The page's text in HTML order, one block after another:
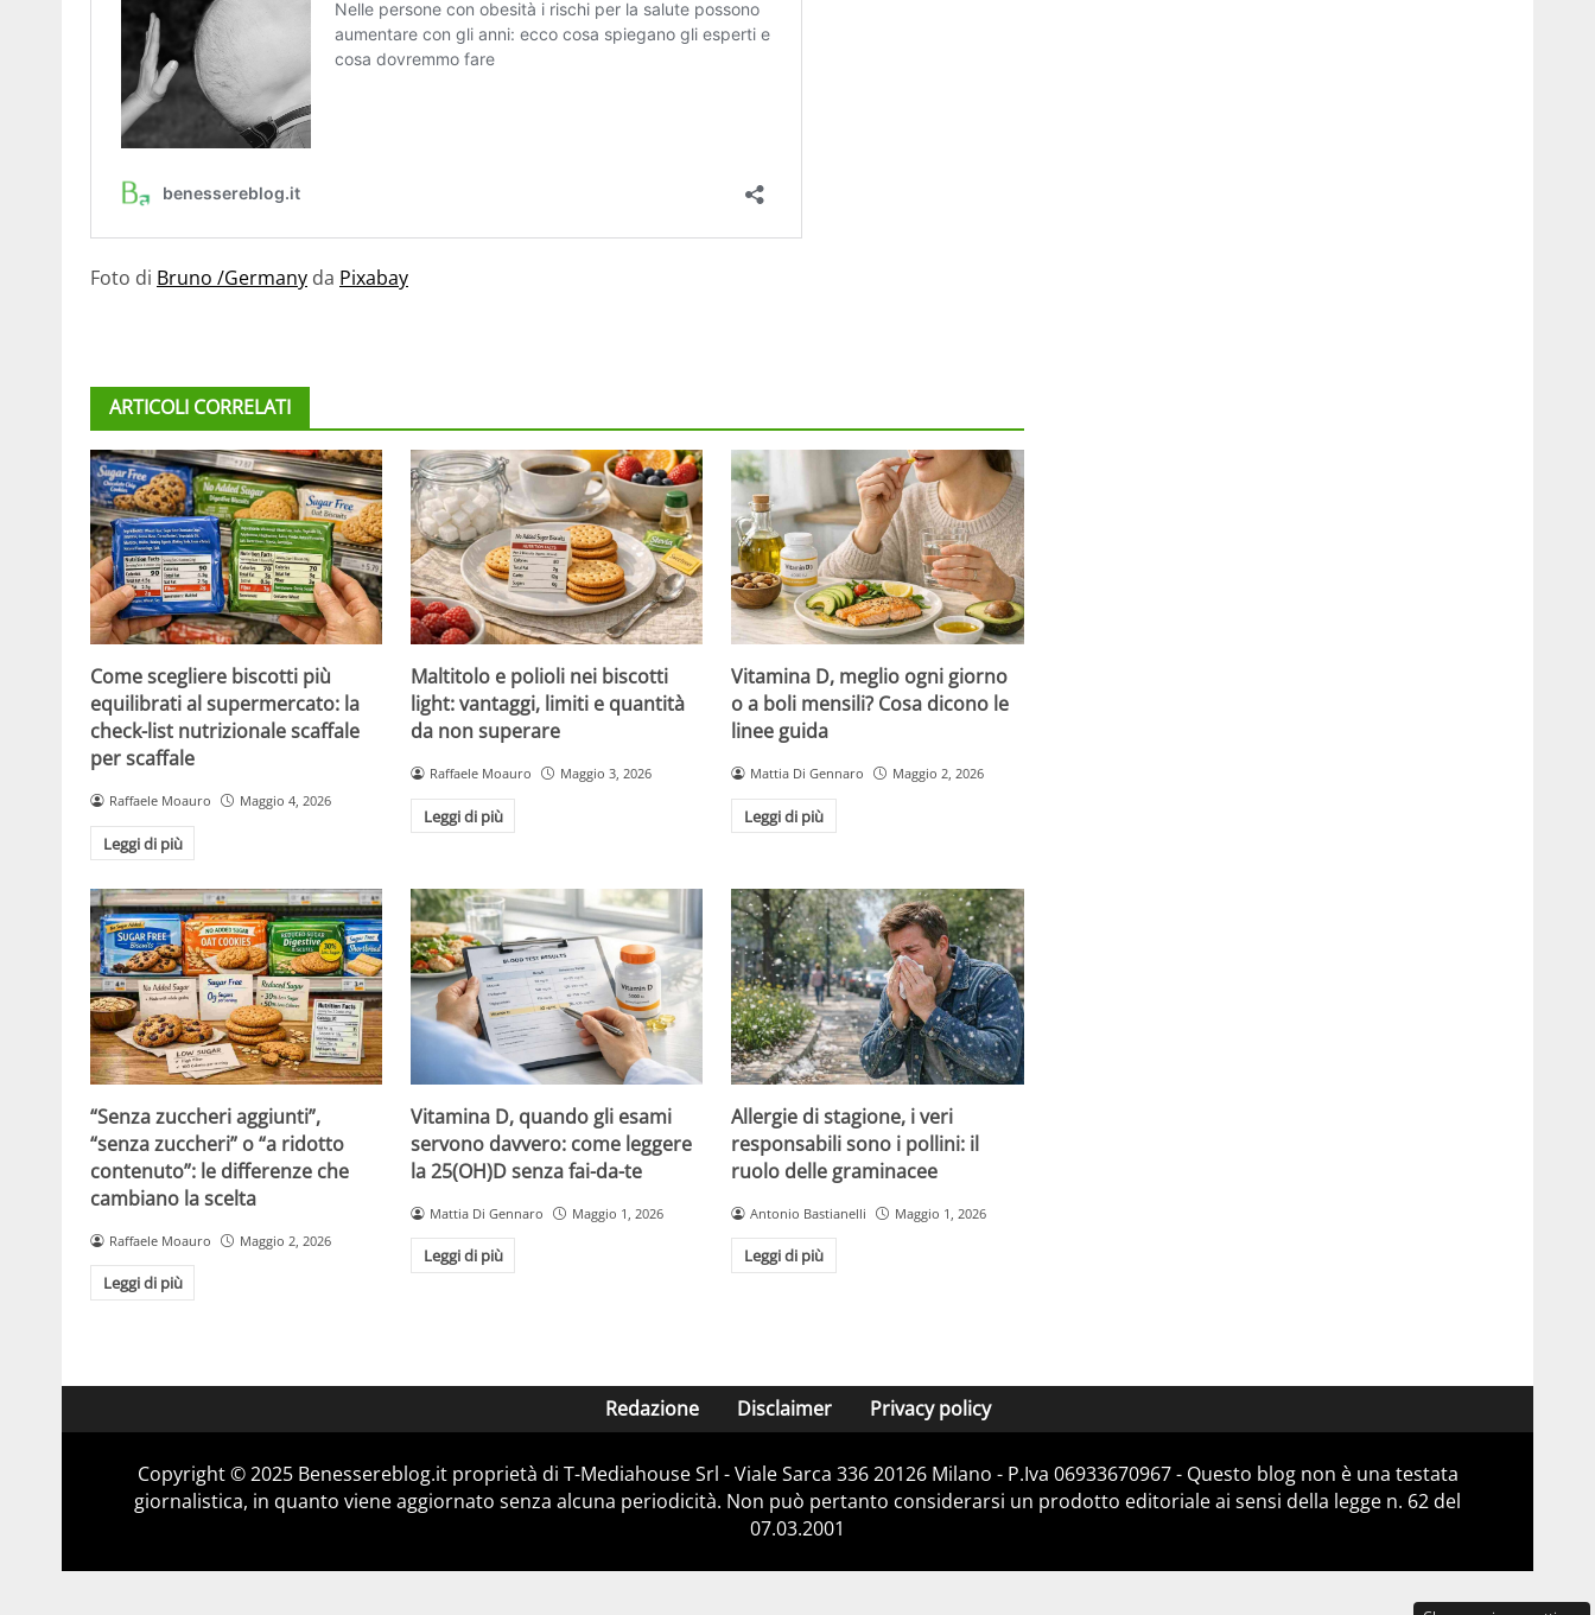
Foto di Bruno /Germany da Pixabay
ARTICOLI CORRELATI
Come scegliere biscotti più
equilibrati al supermercato: la
check-list nutrizionale scaffale
per scaffale
Raffaele Moauro Maggio 4, 2026
Leggi di più
Maltitolo e polioli nei biscotti
light: vantaggi, limiti e quantità
da non superare
Raffaele Moauro Maggio 3, 2026
Leggi di più
Vitamina D, meglio ogni giorno
o a boli mensili? Cosa dicono le
linee guida
Mattia Di Gennaro Maggio 2, 2026
Leggi di più
“Senza zuccheri aggiunti”,
“senza zuccheri” o “a ridotto
contenuto”: le differenze che
cambiano la scelta
Raffaele Moauro Maggio 2, 2026
Leggi di più
Vitamina D, quando gli esami
servono davvero: come leggere
la 25(OH)D senza fai-da-te
Mattia Di Gennaro Maggio 1, 2026
Leggi di più
Allergie di stagione, i veri
responsabili sono i pollini: il
ruolo delle graminacee
Antonio Bastianelli Maggio 1, 2026
Leggi di più
Redazione Disclaimer Privacy policy
Copyright © 2025 Benessereblog.it proprietà di T-Mediahouse Srl - Viale Sarca 336 20126 Milano - P.Iva 06933670967 - Questo blog non è una testata
giornalistica, in quanto viene aggiornato senza alcuna periodicità. Non può pertanto considerarsi un prodotto editoriale ai sensi della legge n. 62 del
07.03.2001